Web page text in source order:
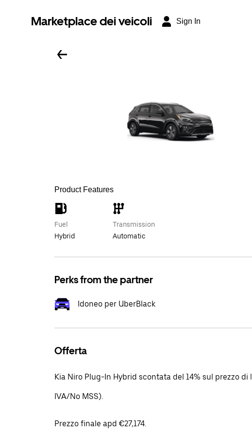
Marketplace dei veicoli Sign In
Product Features
Fuel
Hybrid
Transmission
Automatic
Perks from the partner
Idoneo per UberBlack
Offerta
Kia Niro Plug-In Hybrid scontata del 14% sul prezzo di
IVA/No MSS).
Prezzo finale apd €27,174.